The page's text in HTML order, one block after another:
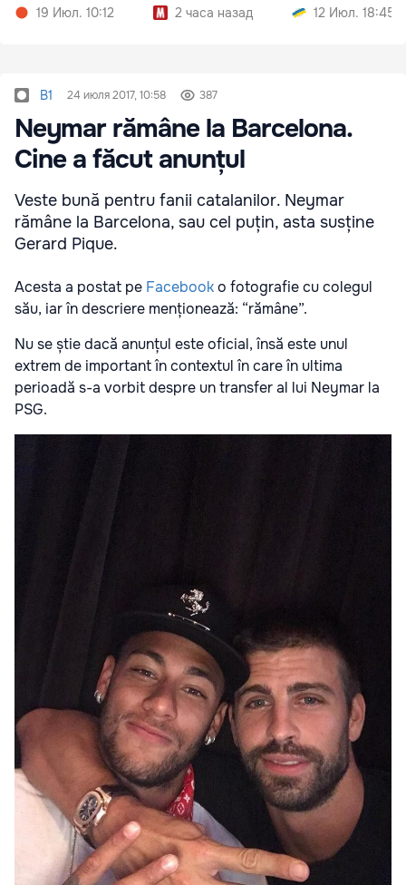
19 Июл. 10:12
2 часа назад
12 Июл. 18:45
B1 24 июля 2017, 10:58 387
Neymar rămâne la Barcelona.
Cine a făcut anunțul
Veste bună pentru fanii catalanilor. Neymar
rămâne la Barcelona, sau cel puțin, asta susține
Gerard Pique.
Acesta a postat pe Facebooko fotografiecucolegul
său, iar în descriere menționează: “rămâne”.
Nu se știe dacă anunțul este oficial, însă este unul
extrem de important în contextul în care în ultima
perioadă s-a vorbit despre untransferal lui Neymar la
PSG.